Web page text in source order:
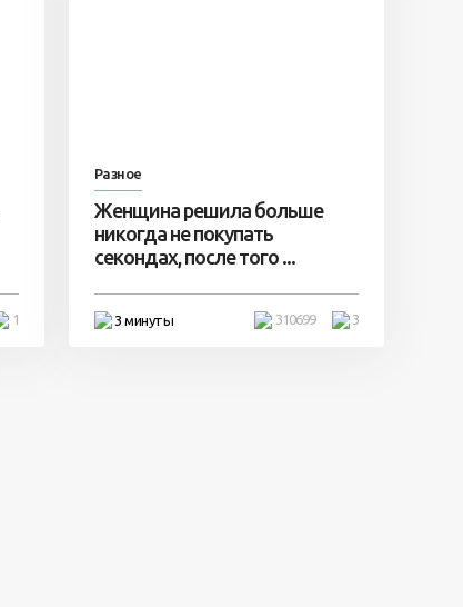
1
Разное
Женщина решила больше
никогда не покупать
секондах, после того ...
3 минуты 3
310699